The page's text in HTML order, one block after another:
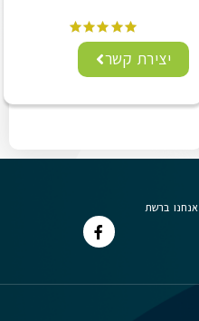
יצירת קשר
אנחנו ברשת